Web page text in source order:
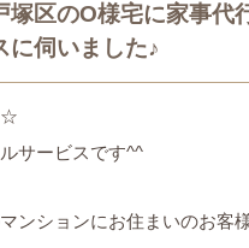
塚区のO様宅に家事代
に伺いました♪
サービスです^^
ンションにお住まいのお客